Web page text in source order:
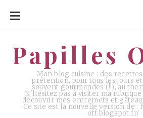
ALLER
CONTENU
Papilles
Mon blog cuisine : des
prétention, pour tous les jours
souvent gourmandes (!!), au
N'hésitez pas à visiter ma
découvrir mes entremets et
Ce site est la nouvelle version de
off.blogspot.fr/
Papilles